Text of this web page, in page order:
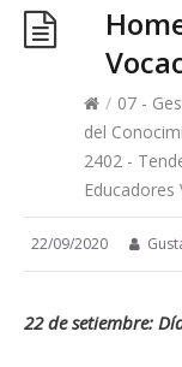
/ 07 -
del
2402 -
Educadores
22/09/2020
22 de setiembre: